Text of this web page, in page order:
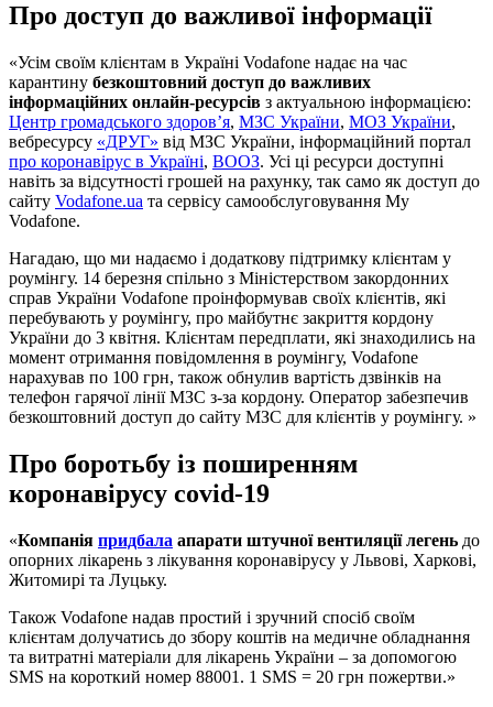
Про доступ до важливої інформації
«Усім своїм клієнтам в Україні Vodafone надає на час
карантину безкоштовний доступ до важливих
інформаційних онлайн-ресурсів з актуальною інформацією:
Центр громадського здоров’я, МЗС України, МОЗ України,
вебресурсу «ДРУГ» від МЗС України, інформаційний портал
про коронавірус в Україні, ВООЗ. Усі ці ресурси доступні
навіть за відсутності грошей на рахунку, так само як доступ до
сайту Vodafone.ua та сервісу самообслуговування My
Vodafone.
Нагадаю, що ми надаємо і додаткову підтримку клієнтам у
роумінгу. 14 березня спільно з Міністерством закордонних
справ України Vodafone проінформував своїх клієнтів, які
перебувають у роумінгу, про майбутнє закриття кордону
України до 3 квітня. Клієнтам передплати, які знаходились на
момент отримання повідомлення в роумінгу, Vodafone
нарахував по 100 грн, також обнулив вартість дзвінків на
телефон гарячої лінії МЗС з-за кордону. Оператор забезпечив
безкоштовний доступ до сайту МЗС для клієнтів у роумінгу. »
Про боротьбу із поширенням
коронавірусу covid-19
«Компанія придбала апарати штучної вентиляції легень до
опорних лікарень з лікування коронавірусу у Львові, Харкові,
Житомирі та Луцьку.
Також Vodafone надав простий і зручний спосіб своїм
клієнтам долучатись до збору коштів на медичне обладнання
та витратні матеріали для лікарень України – за допомогою
SMS на короткий номер 88001. 1 SMS = 20 грн пожертви.»